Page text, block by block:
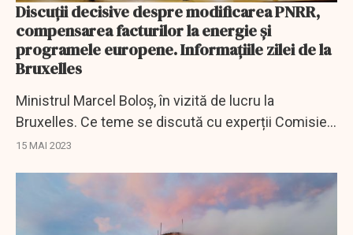
Discuţii decisive despre modificarea PNRR,
compensarea facturilor la energie şi
programele europene. Informaţiile zilei de la
Bruxelles
Ministrul Marcel Boloș, în vizită de lucru la
Bruxelles. Ce teme se discută cu experții Comisiei
Europene.
15 MAI 2023